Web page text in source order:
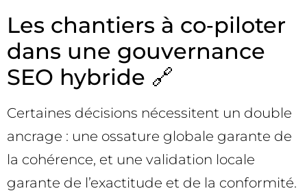
Les chantiers à co‑piloter
dans une gouvernance
SEO hybride 🔗
Certaines décisions nécessitent un double
ancrage : une ossature globale garante de
la cohérence, et une validation locale
garante de l’exactitude et de la conformité.